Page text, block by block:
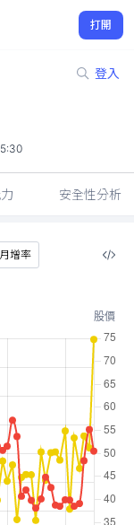
打開
登入
安全性分析
增率